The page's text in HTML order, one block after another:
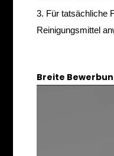
3. Für tatsächliche
Reinigungsmittel
Breite